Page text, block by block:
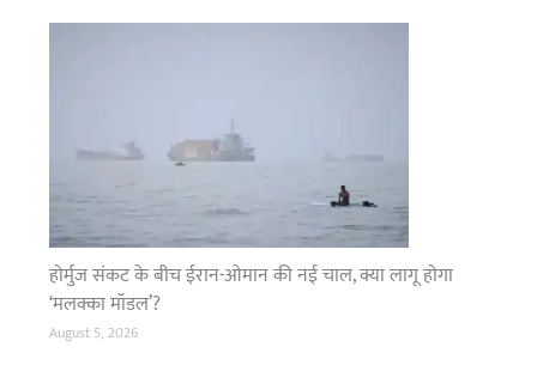
होर्मुज संकट के बीच ईरान-ओमान की नई चाल, क्या लागू होगा
‘मलक्का मॉडल’?
August 5, 2026